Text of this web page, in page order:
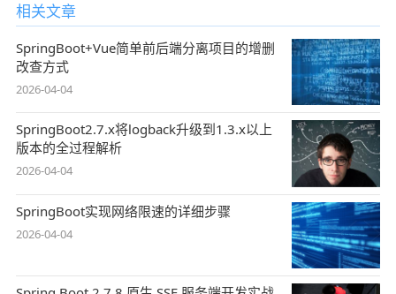
相关文章
SpringBoot+Vue简单前后端分离项目的增删
改查方式
2026-04-04
SpringBoot2.7.x将logback升级到1.3.x以上
版本的全过程解析
2026-04-04
SpringBoot实现网络限速的详细步骤
2026-04-04